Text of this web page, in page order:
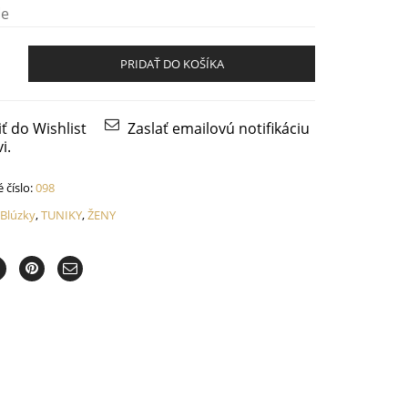
PRIDAŤ DO KOŠÍKA
do Wishlist
Zaslať emailovú notifikáciu
číslo:098
Blúzky,TUNIKY,ŽENY